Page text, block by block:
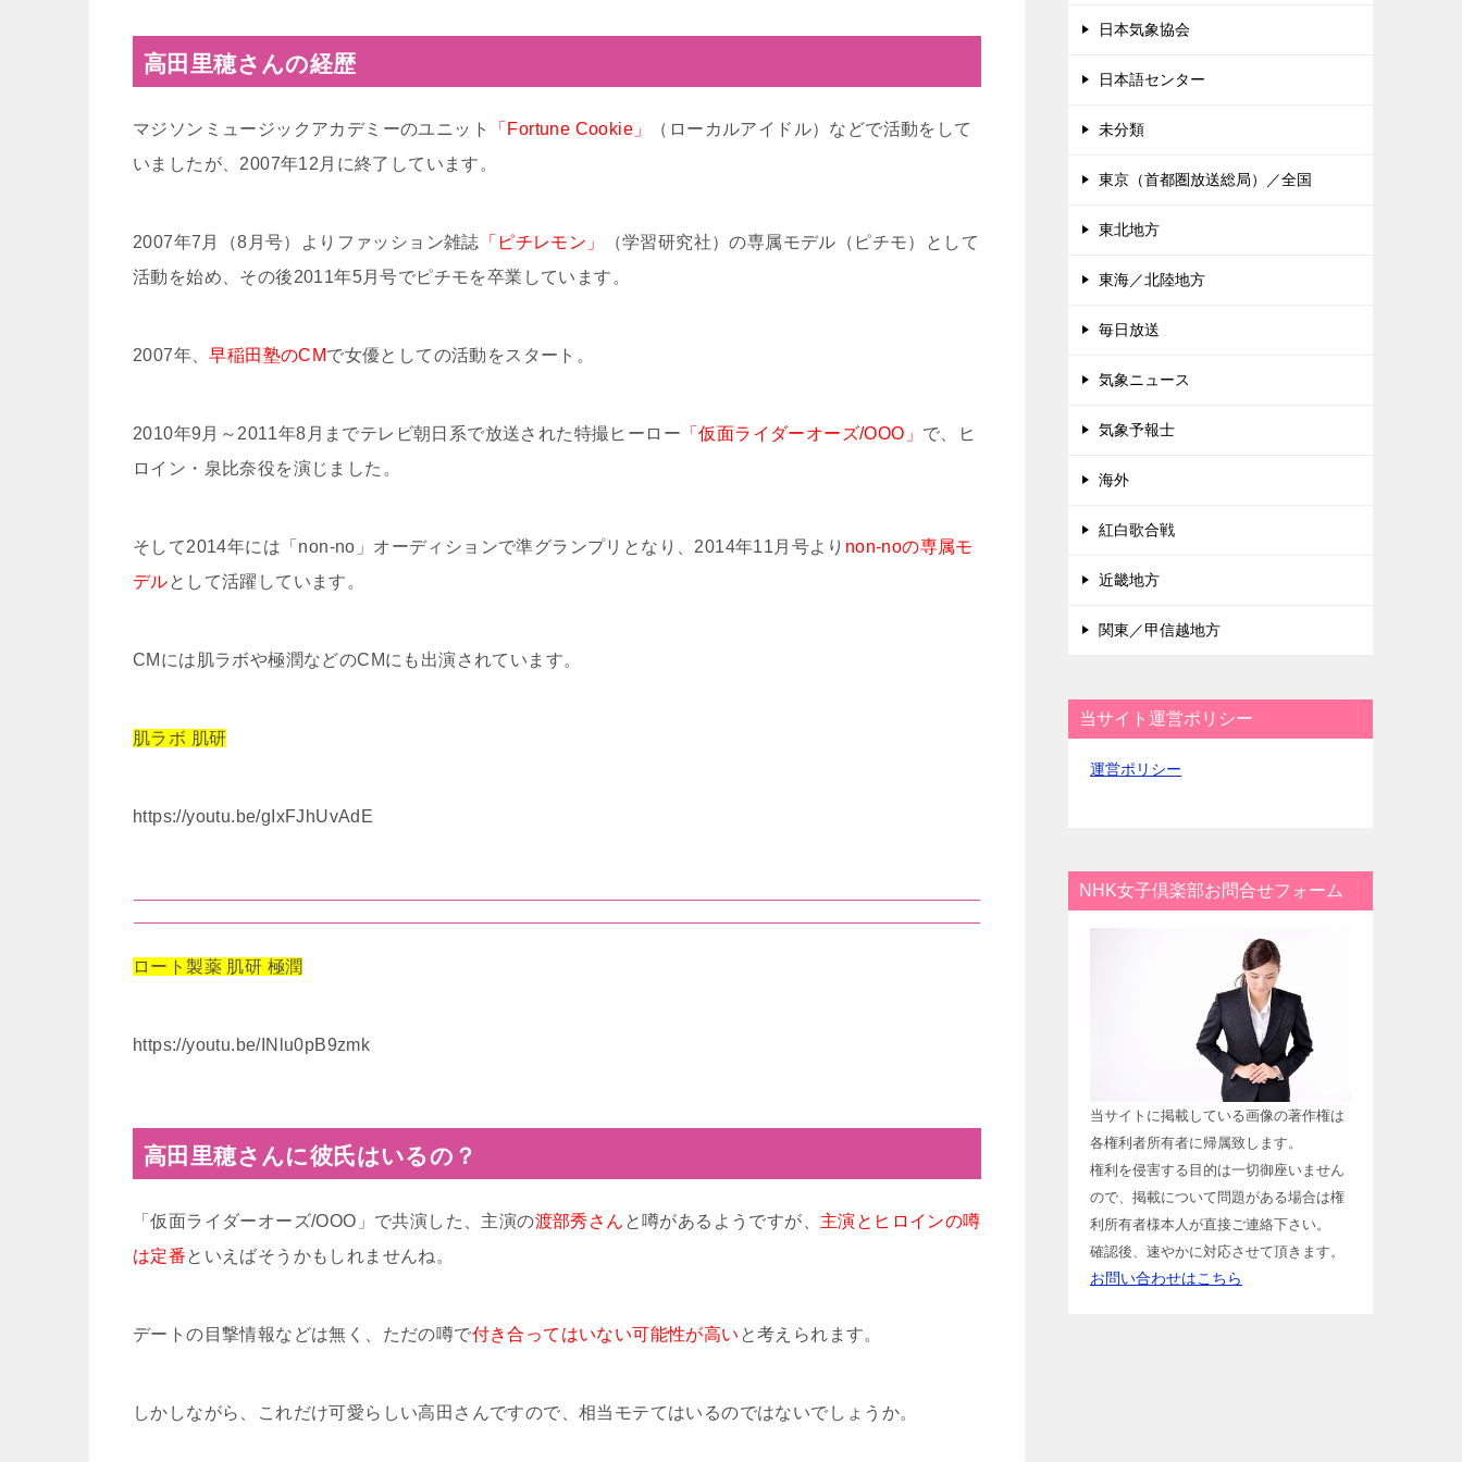
高田里穂さんの経歴
マジソンミュージックアカデミーのユニット 「Fortune Cookie」
（ローカルアイドル）などで活動をして
いましたが、2007年12月に終了しています。
2007年7月（8月号）よりファッション雑誌 「ピチレモン」
（学習研究社）の専属モデル（ピチモ）として
活動を始め、その後2011年5月号でピチモを卒業しています。
2007年、早稲田塾のCMで女優としての活動をスタート。
2010年9月～2011年8月までテレビ朝日系で放送された特撮ヒーロー 「仮面ライダーオーズ/OOO」 で、ヒ
ロイン・泉比奈役を演じました。
そして2014年には「non-no」オーディションで準グランプリとなり、2014年11月号より non-noの専属モ
デルとして活躍しています。
CMには肌ラボや極潤などのCMにも出演されています。
肌ラボ 肌研
https://youtu.be/gIxFJhUvAdE
ロート製薬 肌研 極潤
https://youtu.be/INlu0pB9zmk
高田里穂さんに彼氏はいるの？
「仮面ライダーオーズ/OOO」で共演した、主演の渡部秀さん と噂があるようですが、 主演とヒロインの噂
は定番といえばそうかもしれませんね。
デートの目撃情報などは無く、ただの噂で付き合ってはいない可能性が高い と考えられます。
しかしながら、これだけ可愛らしい高田さんですので、相当モテてはいるのではないでしょうか。
日本気象協会
日本語センター
未分類
東京（首都圏放送総局）／全国
東北地方
東海／北陸地方
毎日放送
気象ニュース
気象予報士
海外
紅白歌合戦
近畿地方
関東／甲信越地方
当サイト運営ポリシー
運営ポリシー
NHK女子倶楽部お問合せフォーム
当サイトに掲載している画像の著作権は
各権利者所有者に帰属致します。
権利を侵害する目的は一切御座いません
ので、掲載について問題がある場合は権
利所有者様本人が直接ご連絡下さい。
確認後、速やかに対応させて頂きます。
お問い合わせはこちら